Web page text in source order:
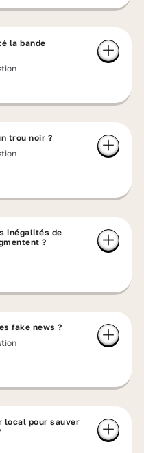
la bande
trou noir ?
inégalités de
?
fake news ?
local pour sauver